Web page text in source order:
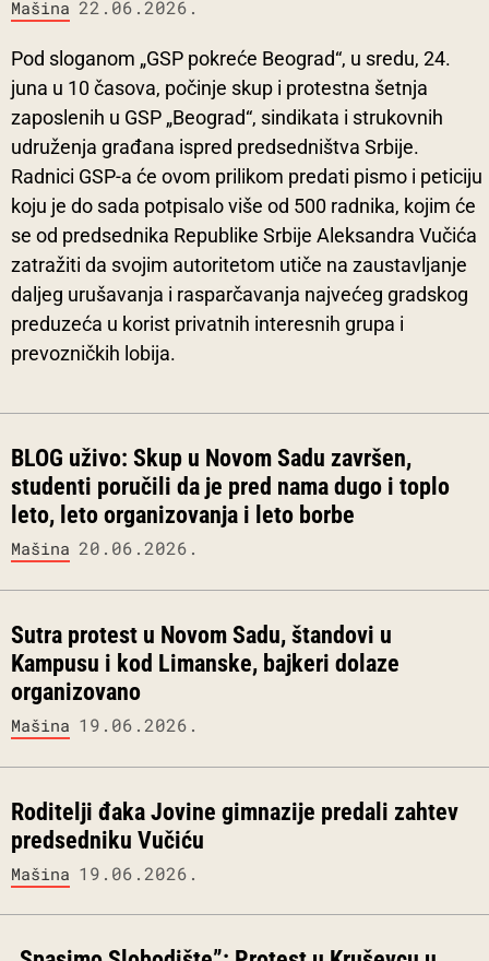
Mašina 22.06.2026.
Pod sloganom „GSP pokreće Beograd“, u sredu, 24.
juna u 10 časova, počinje skup i protestna šetnja
zaposlenih u GSP „Beograd“, sindikata i strukovnih
udruženja građana ispred predsedništva Srbije.
Radnici GSP-a će ovom prilikom predati pismo i peticiju
koju je do sada potpisalo više od 500 radnika, kojim će
se od predsednika Republike Srbije Aleksandra Vučića
zatražiti da svojim autoritetom utiče na zaustavljanje
daljeg urušavanja i rasparčavanja najvećeg gradskog
preduzeća u korist privatnih interesnih grupa i
prevozničkih lobija.
BLOG uživo: Skup u Novom Sadu završen,
studenti poručili da je pred nama dugo i toplo
leto, leto organizovanja i leto borbe
Mašina 20.06.2026.
Sutra protest u Novom Sadu, štandovi u
Kampusu i kod Limanske, bajkeri dolaze
organizovano
Mašina 19.06.2026.
Roditelji đaka Jovine gimnazije predali zahtev
predsedniku Vučiću
Mašina 19.06.2026.